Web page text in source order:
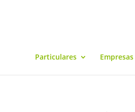
Particulares Empresas